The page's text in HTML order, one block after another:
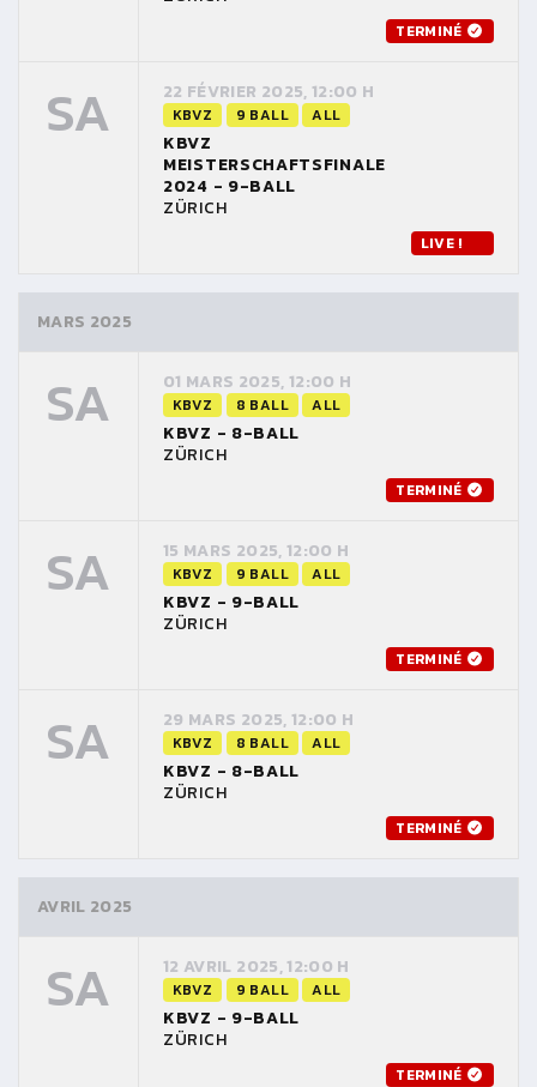
TERMINÉ
SA 22 FÉVRIER 2025, 12:00 H
KBVZ 9 BALL ALL
KBVZ
MEISTERSCHAFTSFINALE
2024 - 9-BALL
ZÜRICH
LIVE !
MARS 2025
SA 01 MARS 2025, 12:00 H
KBVZ 8 BALL ALL
KBVZ - 8-BALL
ZÜRICH
TERMINÉ
SA 15 MARS 2025, 12:00 H
KBVZ 9 BALL ALL
KBVZ - 9-BALL
ZÜRICH
TERMINÉ
SA 29 MARS 2025, 12:00 H
KBVZ 8 BALL ALL
KBVZ - 8-BALL
ZÜRICH
TERMINÉ
AVRIL 2025
SA 12 AVRIL 2025, 12:00 H
KBVZ 9 BALL ALL
KBVZ - 9-BALL
ZÜRICH
TERMINÉ